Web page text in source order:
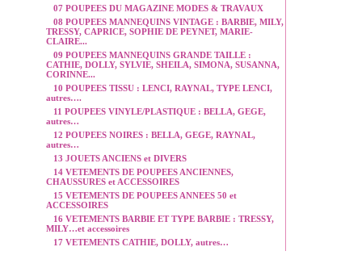
07 POUPEES DU MAGAZINE MODES & TRAVAUX
08 POUPEES MANNEQUINS VINTAGE : BARBIE, MILY,
TRESSY, CAPRICE, SOPHIE DE PEYNET, MARIE-
CLAIRE...
09 POUPEES MANNEQUINS GRANDE TAILLE :
CATHIE, DOLLY, SYLVIE, SHEILA, SIMONA, SUSANNA,
CORINNE...
10 POUPEES TISSU : LENCI, RAYNAL, TYPE LENCI,
autres….
11 POUPEES VINYLE/PLASTIQUE : BELLA, GEGE,
autres…
12 POUPEES NOIRES : BELLA, GEGE, RAYNAL,
autres…
13 JOUETS ANCIENS et DIVERS
14 VETEMENTS DE POUPEES ANCIENNES,
CHAUSSURES et ACCESSOIRES
15 VETEMENTS DE POUPEES ANNEES 50 et
ACCESSOIRES
16 VETEMENTS BARBIE ET TYPE BARBIE : TRESSY,
MILY…et accessoires
17 VETEMENTS CATHIE, DOLLY, autres…